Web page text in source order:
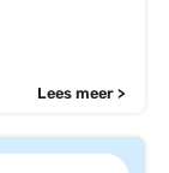
Lees meer >